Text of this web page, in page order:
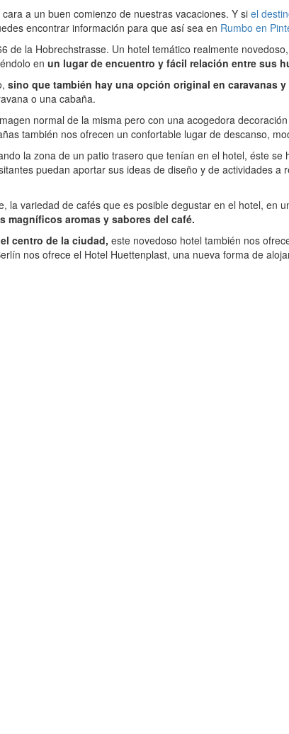
a un buen comienzo de nuestras vacaciones. Y si el
encontrar información para que así sea en Rumbo en
de la Hobrechstrasse. Un hotel temático realmente
en un lugar de encuentro y fácil relación entre sus
sino que también hay una opción original en caravanas y
o una cabaña.
normal de la misma pero con una acogedora
también nos ofrecen un confortable lugar de descanso,
la zona de un patio trasero que tenían en el hotel, éste
puedan aportar sus ideas de diseño y de actividades
variedad de cafés que es posible degustar en el hotel, en
magníficos aromas y sabores del café.
centro de la ciudad, este novedoso hotel también nos
nos ofrece el Hotel Huettenplast, una nueva forma de